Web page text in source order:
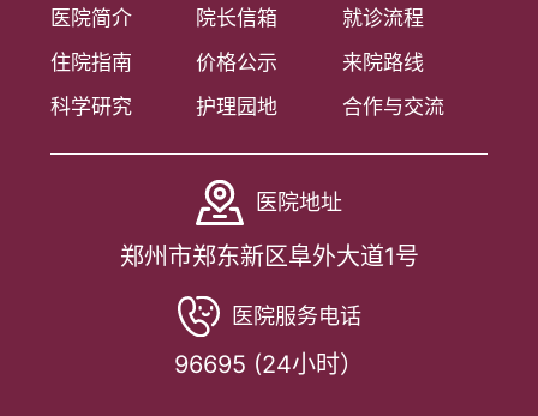
医院简介 院长信箱
就诊流程
住院指南
价格公示
来院路线
科学研究
护理园地 合作与交流
医院地址
郑州市郑东新区阜外大道1号
医院服务电话
96695 (24小时）